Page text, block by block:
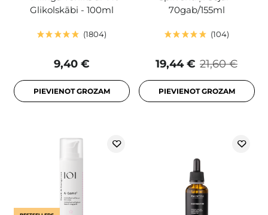
Glikolskābi - 100ml
1804
9,40 €
PIEVIENOT GROZAM
70gab/155ml
104
21,60 €
19,44 €
PIEVIENOT GROZAM